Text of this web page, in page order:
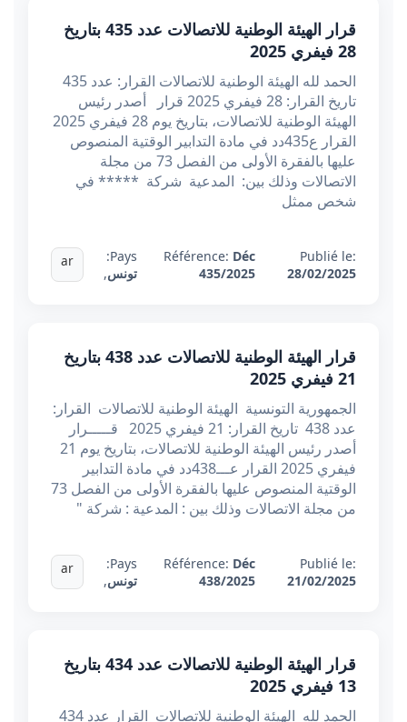
قرار الهيئة الوطنية للاتصالات عدد 435 بتاريخ
28 فيفري 2025
الحمد لله الهيئة الوطنية للاتصالات القرار: عدد 435
تاريخ القرار: 28 فيفري 2025 قرار أصدر رئيس
الهيئة الوطنية للاتصالات، بتاريخ يوم 28 فيفري 2025
القرار ع435دد في مادة التدابير الوقتية المنصوص
عليها بالفقرة الأولى من الفصل 73 من مجلة
الاتصالات وذلك بين: المدعية شركة ***** في
شخص ممثل
Publié le:
28/02/2025
Référence: Déc
435/2025
Pays:
تونس,
ar
قرار الهيئة الوطنية للاتصالات عدد 438 بتاريخ
21 فيفري 2025
الجمهورية التونسية الهيئة الوطنية للاتصالات القرار:
عدد 438 تاريخ القرار: 21 فيفري 2025 قـــــرار
أصدر رئيس الهيئة الوطنية للاتصالات، بتاريخ يوم 21
فيفري 2025 القرار عـــ438دد في مادة التدابير
الوقتية المنصوص عليها بالفقرة الأولى من الفصل 73
من مجلة الاتصالات وذلك بين : المدعية : شركة "
Publié le:
21/02/2025
Référence: Déc
438/2025
Pays:
تونس,
ar
قرار الهيئة الوطنية للاتصالات عدد 434 بتاريخ
13 فيفري 2025